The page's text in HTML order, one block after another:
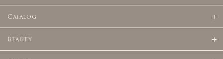
Catalog
Beauty